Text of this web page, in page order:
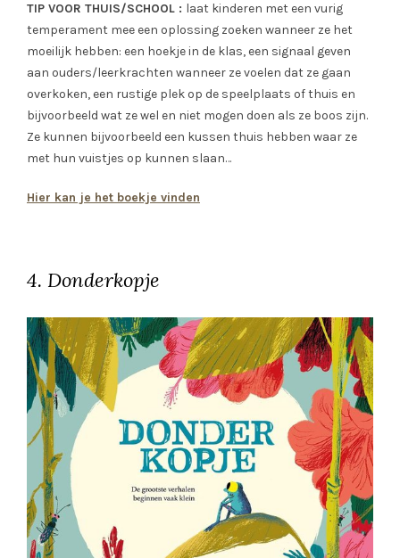
TIP VOOR THUIS/SCHOOL : laat kinderen met een vurig
temperament mee een oplossing zoeken wanneer ze het
moeilijk hebben: een hoekje in de klas, een signaal geven
aan ouders/leerkrachten wanneer ze voelen dat ze gaan
overkoken, een rustige plek op de speelplaats of thuis en
bijvoorbeeld wat ze wel en niet mogen doen als ze boos zijn.
Ze kunnen bijvoorbeeld een kussen thuis hebben waar ze
met hun vuistjes op kunnen slaan…
Hier kan je het boekje vinden
4. Donderkopje